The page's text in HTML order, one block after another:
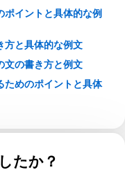
ポイントと具体的な例
方と具体的な例文
文の書き方と例文
ためのポイントと具体
たか？